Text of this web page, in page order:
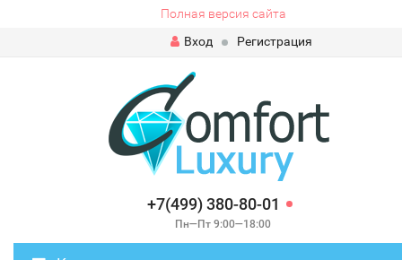
Полная версия сайта
Вход
Регистрация
+7(499) 380-80-01
Пн—Пт 9:00—18:00